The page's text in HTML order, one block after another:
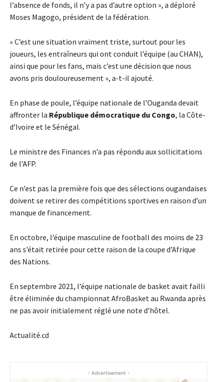
l’absence de fonds, il n’y a pas d’autre option », a déploré
Moses Magogo, président de la fédération.
« C’est une situation vraiment triste, surtout pour les
joueurs, les entraîneurs qui ont conduit l’équipe (au CHAN),
ainsi que pour les fans, mais c’est une décision que nous
avons pris douloureusement », a-t-il ajouté.
En phase de poule, l’équipe nationale de l’Ouganda devait
affronter la République démocratique du Congo, la Côte-
d’Ivoire et le Sénégal.
Le ministre des Finances n’a pas répondu aux sollicitations
de l’AFP.
Ce n’est pas la première fois que des sélections ougandaises
doivent se retirer des compétitions sportives en raison d’un
manque de financement.
En octobre, l’équipe masculine de football des moins de 23
ans s’était retirée pour cette raison de la coupe d’Afrique
des Nations.
En septembre 2021, l’équipe nationale de basket avait failli
être éliminée du championnat AfroBasket au Rwanda après
ne pas avoir initialement réglé une note d’hôtel.
Actualité.cd
- Advertisement -